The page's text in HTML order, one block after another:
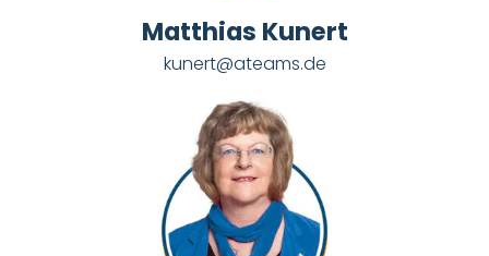
Matthias Kunert
kunert@ateams.de